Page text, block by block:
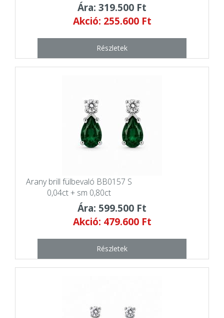
Ára: 319.500 Ft
Akció: 255.600 Ft
Részletek
Arany brill fülbevaló BB0157 S
0,04ct + sm 0,80ct
Ára: 599.500 Ft
Akció: 479.600 Ft
Részletek